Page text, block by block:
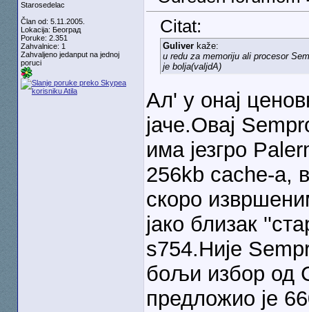
Starosedelac
Član od: 5.11.2005.
Lokacija: Београд
Poruke: 2.351
Zahvalnice: 1
Zahvaljeno jedanput na jednoj
poruci
Citat:
Guliverkaže:
u redu za memoriju ali procesor
je bolja(valjdA)
Ал' у онај
јаче.Овај
има језгро
256kb cache-a,
скоро
јако близак
s754.Није
бољи избор од
предложио је